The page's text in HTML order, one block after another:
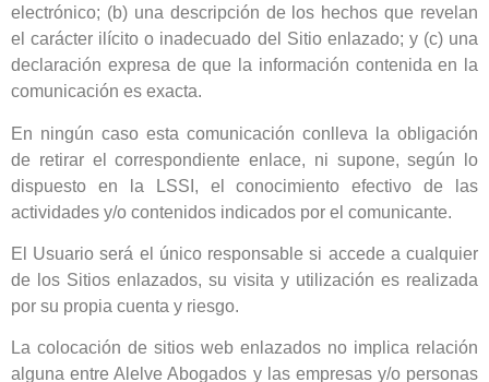
electrónico; (b) una descripción de los hechos que revelan
el carácter ilícito o inadecuado del Sitio enlazado; y (c) una
declaración expresa de que la información contenida en la
comunicación es exacta.
En ningún caso esta comunicación conlleva la obligación
de retirar el correspondiente enlace, ni supone, según lo
dispuesto en la LSSI, el conocimiento efectivo de las
actividades y/o contenidos indicados por el comunicante.
El Usuario será el único responsable si accede a cualquier
de los Sitios enlazados, su visita y utilización es realizada
por su propia cuenta y riesgo.
La colocación de sitios web enlazados no implica relación
alguna entre Alelve Abogados y las empresas y/o personas